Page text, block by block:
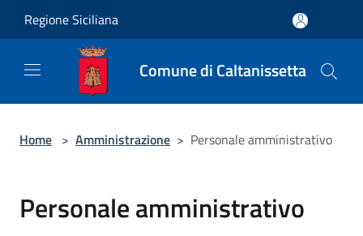
Regione Siciliana
Comune di Caltanissetta
Home > Amministrazione > Personale amministrativo
Personale amministrativo